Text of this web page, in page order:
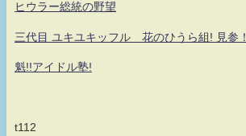
ヒウラー総統の野望
三代目 ユキユキッフル 花のひうら組! 見参！
魁!!アイドル塾!
t112